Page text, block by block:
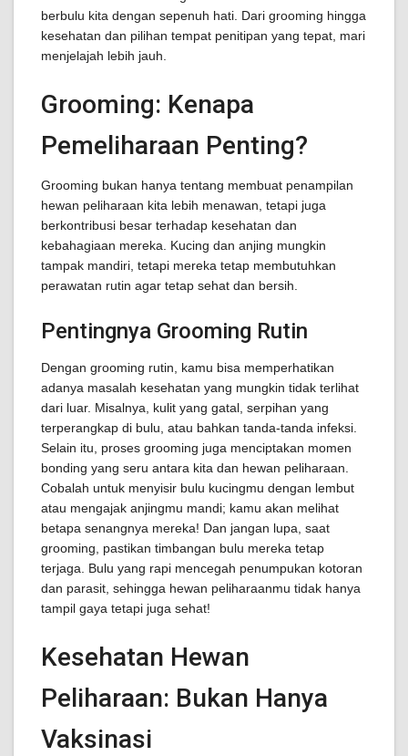
berbulu kita dengan sepenuh hati. Dari grooming hingga
kesehatan dan pilihan tempat penitipan yang tepat, mari
menjelajah lebih jauh.
Grooming: Kenapa
Pemeliharaan Penting?
Grooming bukan hanya tentang membuat penampilan
hewan peliharaan kita lebih menawan, tetapi juga
berkontribusi besar terhadap kesehatan dan
kebahagiaan mereka. Kucing dan anjing mungkin
tampak mandiri, tetapi mereka tetap membutuhkan
perawatan rutin agar tetap sehat dan bersih.
Pentingnya Grooming Rutin
Dengan grooming rutin, kamu bisa memperhatikan
adanya masalah kesehatan yang mungkin tidak terlihat
dari luar. Misalnya, kulit yang gatal, serpihan yang
terperangkap di bulu, atau bahkan tanda-tanda infeksi.
Selain itu, proses grooming juga menciptakan momen
bonding yang seru antara kita dan hewan peliharaan.
Cobalah untuk menyisir bulu kucingmu dengan lembut
atau mengajak anjingmu mandi; kamu akan melihat
betapa senangnya mereka! Dan jangan lupa, saat
grooming, pastikan timbangan bulu mereka tetap
terjaga. Bulu yang rapi mencegah penumpukan kotoran
dan parasit, sehingga hewan peliharaanmu tidak hanya
tampil gaya tetapi juga sehat!
Kesehatan Hewan
Peliharaan: Bukan Hanya
Vaksinasi